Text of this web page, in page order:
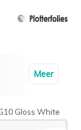
Meer
Gloss White